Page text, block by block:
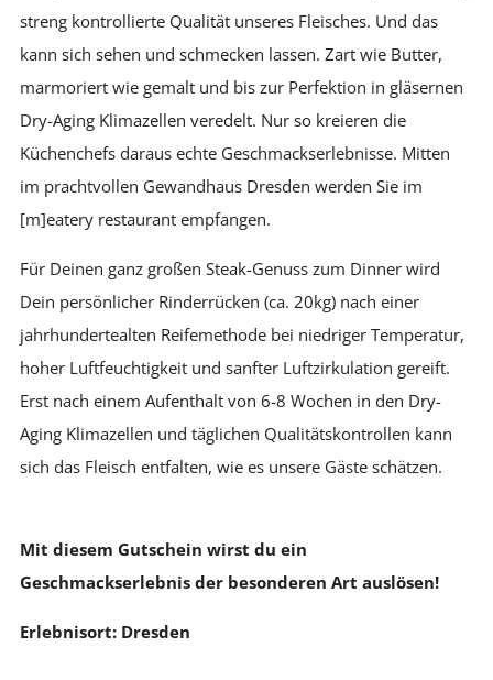
streng kontrollierte Qualität unseres Fleisches. Und das
kann sich sehen und schmecken lassen. Zart wie Butter,
marmoriert wie gemalt und bis zur Perfektion in gläsernen
Dry-Aging Klimazellen veredelt. Nur so kreieren die
Küchenchefs daraus echte Geschmackserlebnisse. Mitten
im prachtvollen Gewandhaus Dresden werden Sie im
[m]eatery restaurant empfangen.
Für Deinen ganz großen Steak-Genuss zum Dinner wird
Dein persönlicher Rinderrücken (ca. 20kg) nach einer
jahrhundertealten Reifemethode bei niedriger Temperatur,
hoher Luftfeuchtigkeit und sanfter Luftzirkulation gereift.
Erst nach einem Aufenthalt von 6-8 Wochen in den Dry-
Aging Klimazellen und täglichen Qualitätskontrollen kann
sich das Fleisch entfalten, wie es unsere Gäste schätzen.
Mit diesem Gutschein wirst du ein
Geschmackserlebnis der besonderen Art auslösen!
Erlebnisort: Dresden